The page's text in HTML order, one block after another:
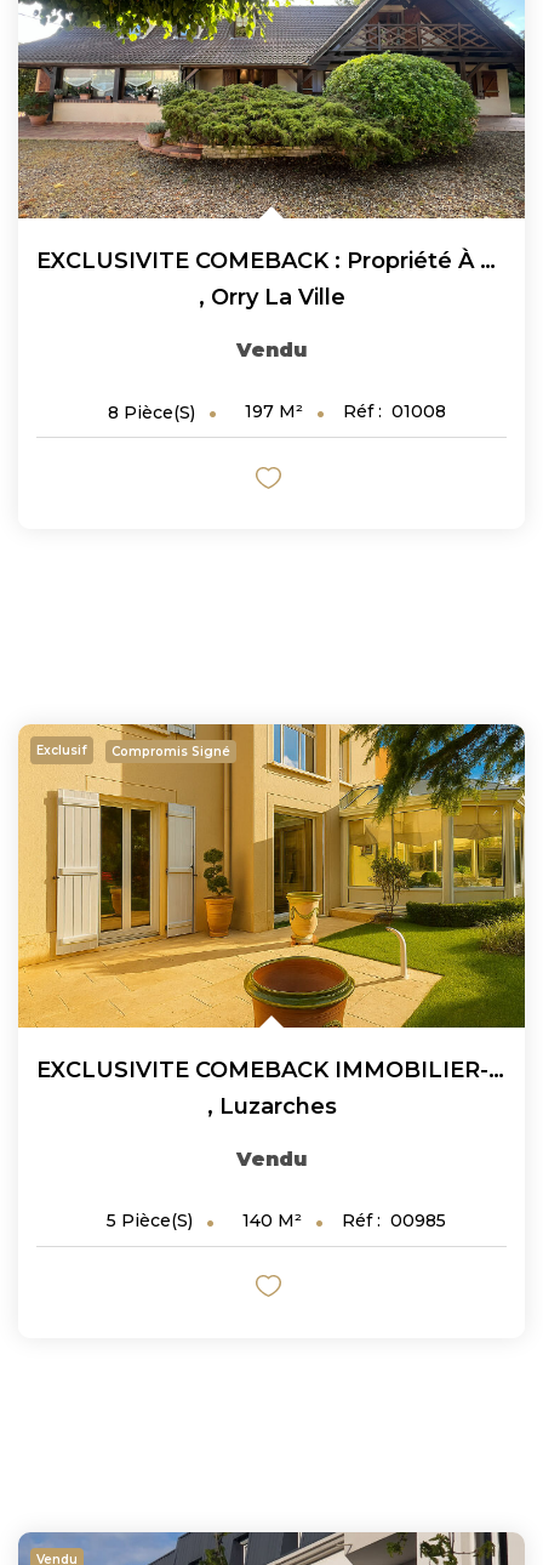
EXCLUSIVITE COMEBACK : Propriété À Orry La Ville 9 Pièces...
, Orry La Ville
Vendu
8 Pièce(s) 197 M² Réf : 01008
Exclusif Compromis Signé
EXCLUSIVITE COMEBACK IMMOBILIER- Maison Luzarches 5 Pièces...
, Luzarches
Vendu
5 Pièce(s) 140 M² Réf : 00985
Vendu